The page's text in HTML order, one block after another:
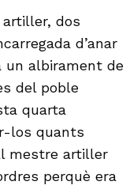
artiller, dos
d’anar
un albirament de
del poble
quarta
los quants
mestre artiller
perquè era